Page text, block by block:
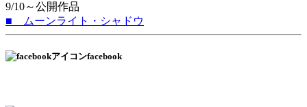
9/10～公開作品
■ ムーンライト・シャドウ
facebook